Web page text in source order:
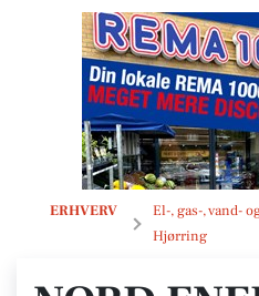
ERHVERV
El-, gas-, vand-
Hjørring
Nord Energi A.m.b.a.